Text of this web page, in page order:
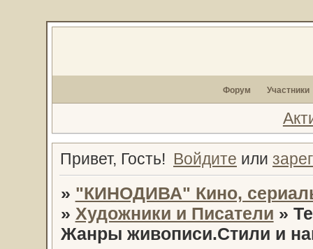
Форум Участники
Привет, Гость! Войдите или
» "КИНОДИВА" Кино,
» Художники и Писатели »
Жанры живописи.Стили и